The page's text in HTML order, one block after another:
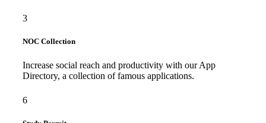
3
NOC Collection
Increase social reach and productivity with our App
Directory, a collection of famous applications.
6